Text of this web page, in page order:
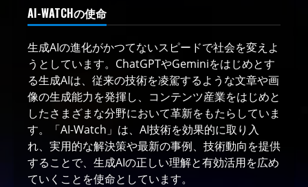
AI-WATCHの使命
生成AIの進化がかつてないスピードで社会を変えよ
うとしています。ChatGPTやGeminiをはじめとす
る生成AIは、従来の技術を凌駕するような文章や画
像の生成能力を発揮し、コンテンツ産業をはじめと
したさまざまな分野において革新をもたらしていま
す。「AI-Watch」は、AI技術を効果的に取り入
れ、実用的な解決策や最新の事例、技術動向を提供
することで、生成AIの正しい理解と有効活用を広め
ていくことを使命としています。